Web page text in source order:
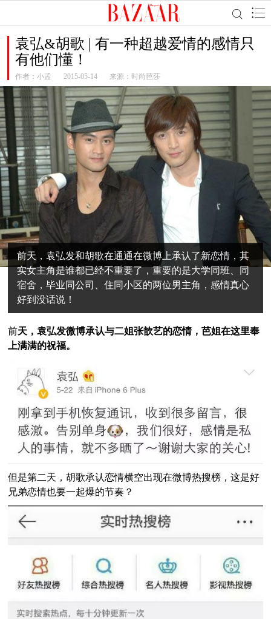
袁弘&胡歌 | 有一种超越爱情的感情只
有他们懂！
作者： 小孟 2015-05-14 来源：时尚芭莎
前天，袁弘发和胡歌在通通在微博上承认了新恋情，其
实女主角是谁都已经不重要了，重要的是大学同班、同
宿舍，毕业同公司、住同小区的两位男主角，感情真心
好到没话说！
前天，袁弘发微博承认与二姐张歆艺的恋情，芭姐在这里奉
上满满的祝福。
但是第二天，胡歌承认恋情横空出现在微博热搜榜，这是好
兄弟恋情也要一起爆的节奏？